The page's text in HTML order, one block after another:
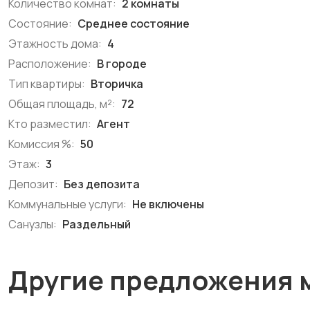
Количество комнат: 2 комнаты
Состояние: Среднее состояние
Этажность дома: 4
Расположение: В городе
Тип квартиры: Вторичка
Общая площадь, м²: 72
Кто разместил: Агент
Комиссия %: 50
Этаж: 3
Депозит: Без депозита
Коммунальные услуги: Не включены
Санузлы: Раздельный
Другие предложения